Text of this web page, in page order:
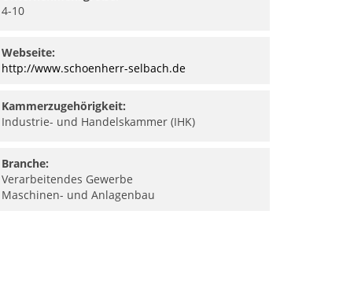
4-10
Webseite:
http://www.schoenherr-selbach.de
Kammerzugehörigkeit:
Industrie- und Handelskammer (IHK)
Branche:
Verarbeitendes Gewerbe
Maschinen- und Anlagenbau